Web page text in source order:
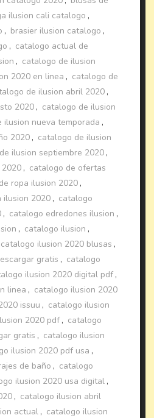
ilusion cali catalogo ,
, brasier ilusion catalogo ,
, catalogo actual de
, catalogo de ilusion
2020 en linea , catalogo de
de ilusion abril 2020 ,
2020 , catalogo de ilusion
ilusion nueva temporada ,
2020 , catalogo de ilusion
ilusion septiembre 2020 ,
, catalogo de ofertas
ropa ilusion 2020 ,
ilusion 2020 , catalogo
, catalogo edredones ilusion ,
, catalogo ilusion ,
catalogo ilusion 2020 blusas ,
gratis , catalogo
ilusion 2020 digital pdf ,
linea , catalogo ilusion 2020
issuu , catalogo ilusion
2020 pdf , catalogo
gratis , catalogo ilusion
ilusion 2020 pdf usa ,
de baño , catalogo
ilusion 2020 usa digital ,
, catalogo ilusion abril
actual , catalogo ilusion